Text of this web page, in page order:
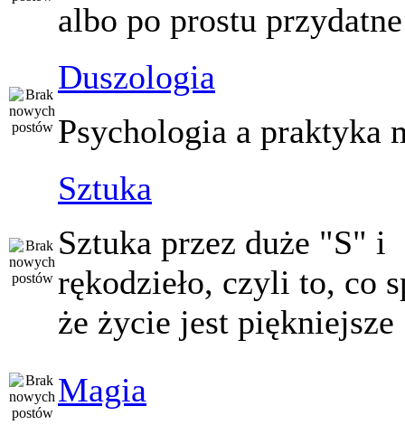
albo po prostu
Duszologia
Psychologia a praktyka
Sztuka
Sztuka przez duże "S" i
rękodzieło, czyli to, co
że życie jest piękniejsze
Magia